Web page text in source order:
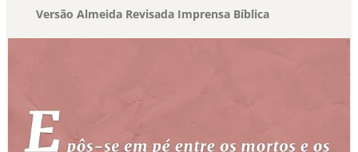
Versão Almeida Revisada Imprensa Bíblica